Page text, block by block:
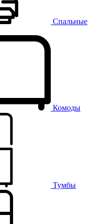
Спальные
Комоды
Тумбы